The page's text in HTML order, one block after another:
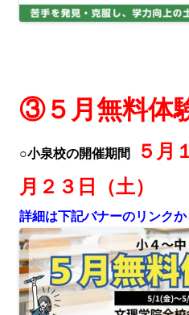
③５月無料体
○小泉校の開催期間
５月
月２３日（土）
詳細は下記バナーのリンクか